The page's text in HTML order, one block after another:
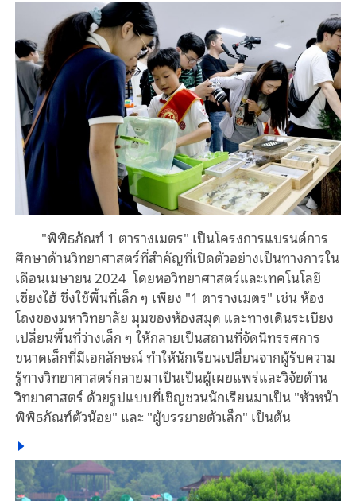
"พิพิธภัณฑ์ 1 ตารางเมตร" เป็นโครงการแบรนด์การ
ศึกษาด้านวิทยาศาสตร์ที่สําคัญที่เปิดตัวอย่างเป็นทางการใน
เดือนเมษายน 2024 โดยหอวิทยาศาสตร์และเทคโนโลยี
เซี่ยงไฮ้ ซึ่งใช้พื้นที่เล็ก ๆ เพียง "1 ตารางเมตร" เช่น ห้อง
โถงของมหาวิทยาลัย มุมของห้องสมุด และทางเดินระเบียง
เปลี่ยนพื้นที่ว่างเล็ก ๆ ให้กลายเป็นสถานที่จัดนิทรรศการ
ขนาดเล็กที่มีเอกลักษณ์ ทำให้นักเรียนเปลี่ยนจากผู้รับความ
รู้ทางวิทยาศาสตร์กลายมาเป็นเป็นผู้เผยแพร่และวิจัยด้าน
วิทยาศาสตร์ ด้วยรูปแบบที่เชิญชวนนักเรียนมาเป็น "หัวหน้า
พิพิธภัณฑ์ตัวน้อย" และ "ผู้บรรยายตัวเล็ก" เป็นต้น